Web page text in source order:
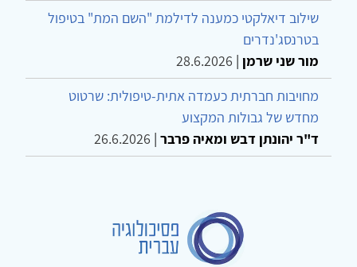
שילוב דיאלקטי כמענה לדילמת "השם המת" בטיפול
בטרנסג'נדרים
מור שני שרמן |
28.6.2026
מחויבות חברתית כעמדה אתית-טיפולית: שרטוט
מחדש של גבולות המקצוע
ד"ר יהונתן דבש ומאיה פרבר |
26.6.2026